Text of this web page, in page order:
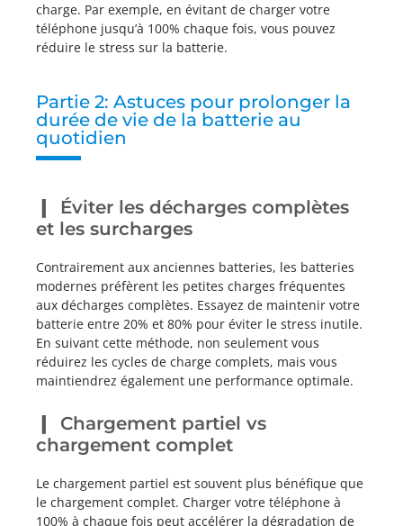
charge. Par exemple, en évitant de charger votre
téléphone jusqu’à 100% chaque fois, vous pouvez
réduire le stress sur la batterie.
Partie 2: Astuces pour prolonger la
durée de vie de la batterie au
quotidien
Éviter les décharges complètes
et les surcharges
Contrairement aux anciennes batteries, les batteries
modernes préfèrent les petites charges fréquentes
aux décharges complètes. Essayez de maintenir votre
batterie entre 20% et 80% pour éviter le stress inutile.
En suivant cette méthode, non seulement vous
réduirez les cycles de charge complets, mais vous
maintiendrez également une performance optimale.
Chargement partiel vs
chargement complet
Le chargement partiel est souvent plus bénéfique que
le chargement complet. Charger votre téléphone à
100% à chaque fois peut accélérer la dégradation de